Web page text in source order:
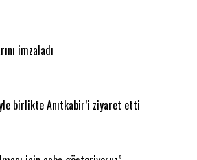
imzaladı
birlikte Anıtkabir’i ziyaret etti